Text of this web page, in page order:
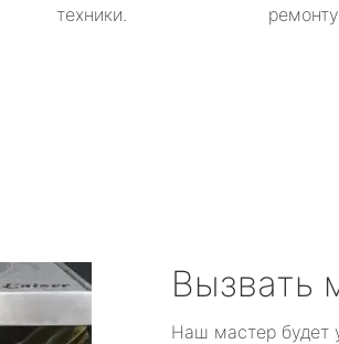
техники.
Вызвать
Наш мастер будет